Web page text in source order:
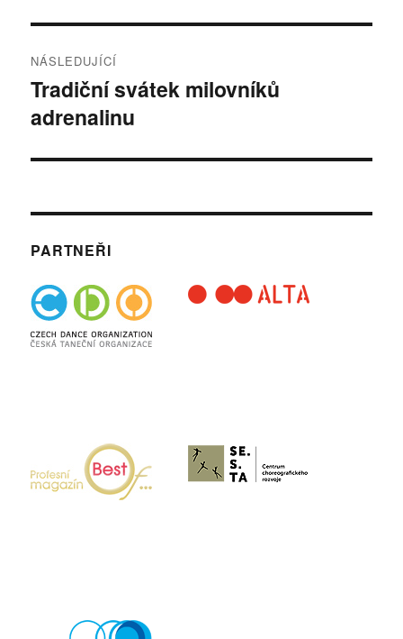
NÁSLEDUJÍCÍ
Následující
příspěvek:
Tradiční svátek milovníků
adrenalinu
PARTNEŘI